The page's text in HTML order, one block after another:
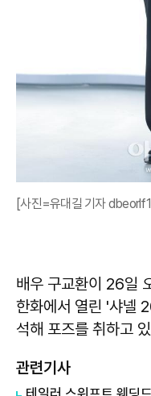
[사진=유대길 기자
배우 구교환이 26일
한화에서 열린 '샤넬
석해 포즈를 취하고
관련기사